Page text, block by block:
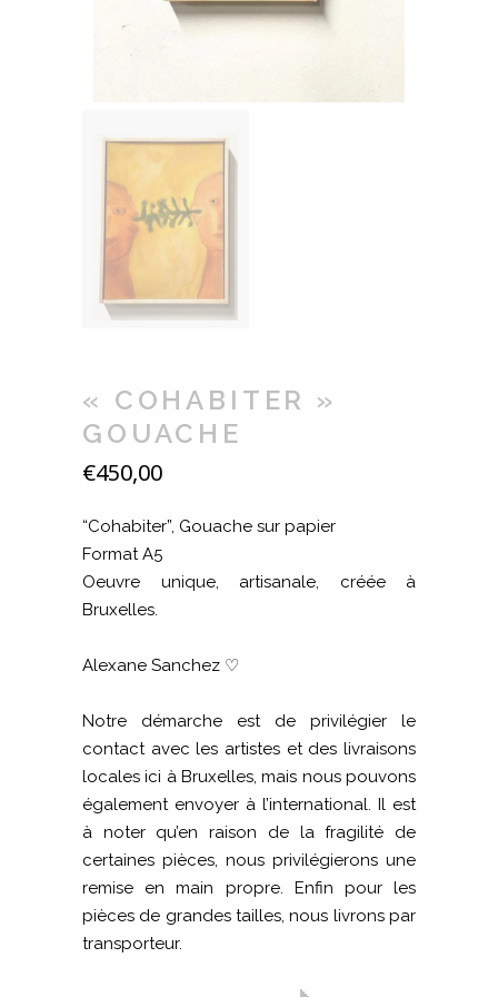
« COHABITER »
GOUACHE
€450,00
“Cohabiter”, Gouache sur papier
Format A5
Oeuvre unique, artisanale, créée à
Bruxelles.
Alexane Sanchez ♡
Notre démarche est de privilégier le
contact avec les artistes et des livraisons
locales ici à Bruxelles, mais nous pouvons
également envoyer à l’international. Il est
à noter qu’en raison de la fragilité de
certaines pièces, nous privilégierons une
remise en main propre. Enfin pour les
pièces de grandes tailles, nous livrons par
transporteur.